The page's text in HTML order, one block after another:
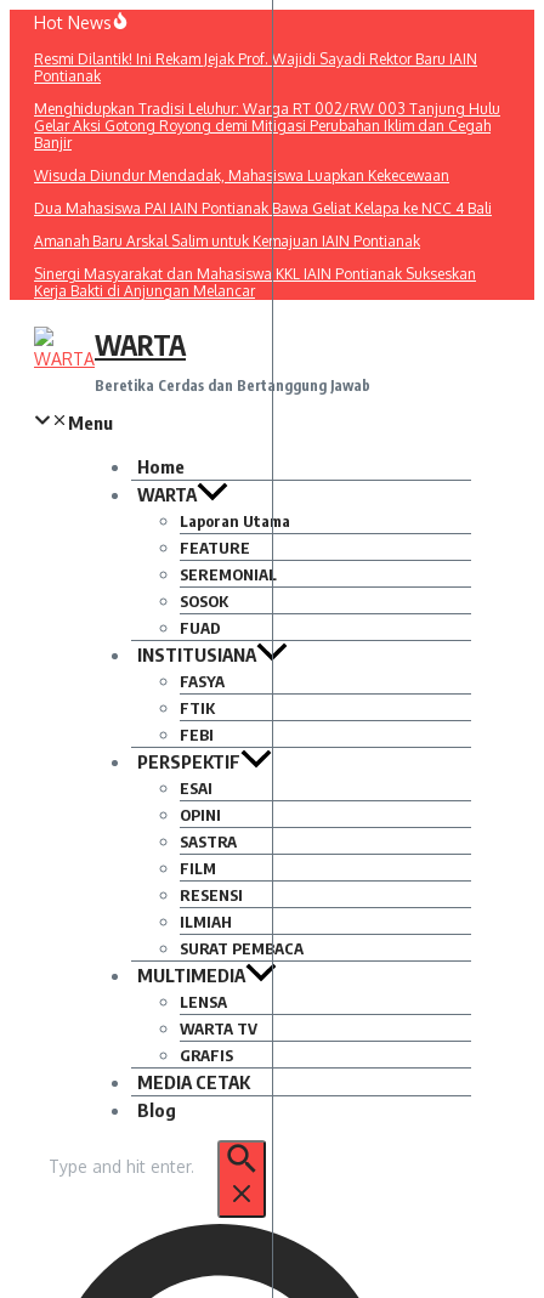
Lewati
konten
Hot News
Resmi Dilantik! Ini Rekam Jejak Prof. Wajidi Sayadi Rektor Baru IAIN
Pontianak
Menghidupkan Tradisi Leluhur: Warga RT 002/RW 003 Tanjung Hulu
Gelar Aksi Gotong Royong demi Mitigasi Perubahan Iklim dan Cegah
Banjir
Wisuda Diundur Mendadak, Mahasiswa Luapkan Kekecewaan
Dua Mahasiswa PAI IAIN Pontianak Bawa Geliat Kelapa ke NCC 4 Bali
Amanah Baru Arskal Salim untuk Kemajuan IAIN Pontianak
Sinergi Masyarakat dan Mahasiswa KKL IAIN Pontianak Sukseskan
Kerja Bakti di Anjungan Melancar
WARTA
Beretika Cerdas dan Bertanggung Jawab
Menu
Home
WARTA
Laporan Utama
FEATURE
SEREMONIAL
SOSOK
FUAD
INSTITUSIANA
FASYA
FTIK
FEBI
PERSPEKTIF
ESAI
OPINI
SASTRA
FILM
RESENSI
ILMIAH
SURAT PEMBACA
MULTIMEDIA
LENSA
WARTA TV
GRAFIS
MEDIA CETAK
Blog
untuk: